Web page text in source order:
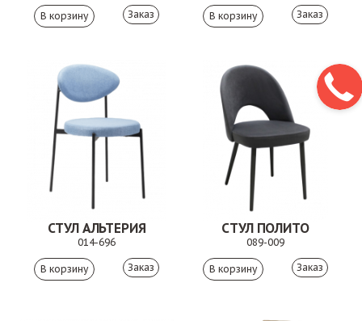
Заказ Заказ
СТУЛ АЛЬТЕРИЯ
014-696
Заказ
СТУЛ ПОЛИТО
089-009
Заказ